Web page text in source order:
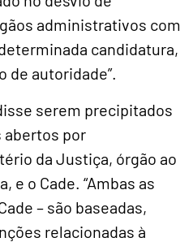
administrativos com
candidatura,
de autoridade”.
serem precipitados
abertos por
da Justiça, órgão ao
e o Cade. “Ambas as
– são baseadas,
relacionadas à